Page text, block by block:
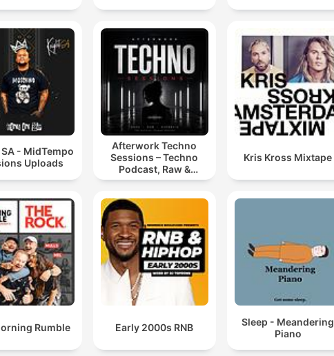
- MidTempo
Uploads
Afterwork Techno
Sessions – Techno
Podcast, Raw &
Hypnotic Techno
Kris Kross Mixtape
Rumble Early 2000s RNB
Sleep - Meandering
Piano